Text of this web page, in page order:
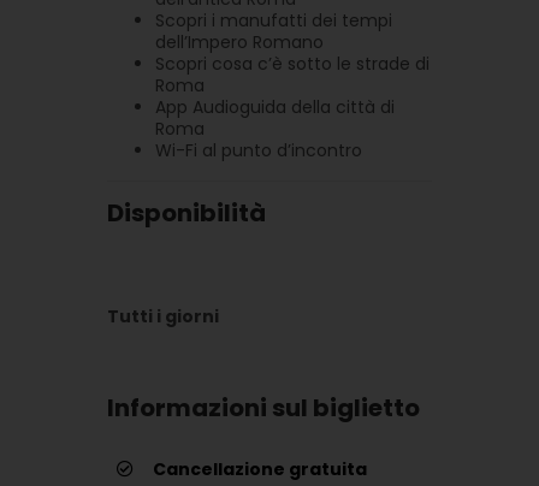
Scopri i manufatti dei tempi
dell’Impero Romano
Scopri cosa c’è sotto le strade di
Roma
App Audioguida della città di
Roma
Wi-Fi al punto d’incontro
Disponibilità
Tutti i giorni
Informazioni sul biglietto
Cancellazione gratuita